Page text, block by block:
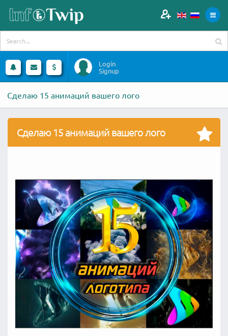
Login
Signup
Сделаю 15 анимаций вашего лого
Сделаю 15 анимаций вашего лого